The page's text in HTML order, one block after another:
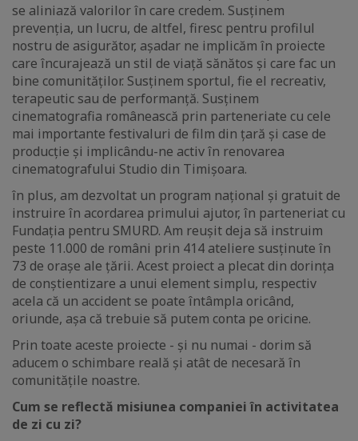
se aliniază valorilor în care credem. Susținem
prevenția, un lucru, de altfel, firesc pentru profilul
nostru de asigurător, așadar ne implicăm în proiecte
care încurajează un stil de viață sănătos și care fac un
bine comunităților. Susținem sportul, fie el recreativ,
terapeutic sau de performanță. Susținem
cinematografia românească prin parteneriate cu cele
mai importante festivaluri de film din țară și case de
producție și implicându-ne activ în renovarea
cinematografului Studio din Timișoara.
în plus, am dezvoltat un program național și gratuit de
instruire în acordarea primului ajutor, în parteneriat cu
Fundația pentru SMURD. Am reușit deja să instruim
peste 11.000 de români prin 414 ateliere susținute în
73 de orașe ale țării. Acest proiect a plecat din dorința
de conștientizare a unui element simplu, respectiv
acela că un accident se poate întâmpla oricând,
oriunde, așa că trebuie să putem conta pe oricine.
Prin toate aceste proiecte - și nu numai - dorim să
aducem o schimbare reală și atât de necesară în
comunitățile noastre.
Cum se reflectă misiunea companiei în activitatea
de zi cu zi?